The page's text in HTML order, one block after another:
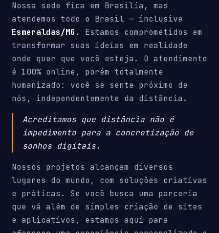
Nossa sede fica em Brasília, mas
atendemos todo o Brasil — inclusive
Esmeraldas/MG . Estamos comprometidos em
transformar suas ideias em realidade
onde quer que você esteja. O atendimento
é 100% online, porém totalmente
humanizado: você se sente próximo de
nós, independentemente da distância.
Acreditamos que distância não é
impedimento para a concretização de
sonhos digitais.
Nossos projetos alcançam diversos
lugares do mundo, com soluções criativas
e práticas. Se você busca uma parceria
que vá além de simples criação de sites
e aplicativos, estamos aqui para